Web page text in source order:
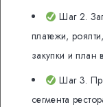
Шаг 2.
платежи,
закупки и план
Шаг 3.
сегмента